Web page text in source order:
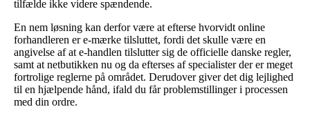
tilfælde ikke videre spændende.
En nem løsning kan derfor være at efterse hvorvidt online
forhandleren er e-mærke tilsluttet, fordi det skulle være en
angivelse af at e-handlen tilslutter sig de officielle danske regler,
samt at netbutikken nu og da efterses af specialister der er meget
fortrolige reglerne på området. Derudover giver det dig lejlighed
til en hjælpende hånd, ifald du får problemstillinger i processen
med din ordre.